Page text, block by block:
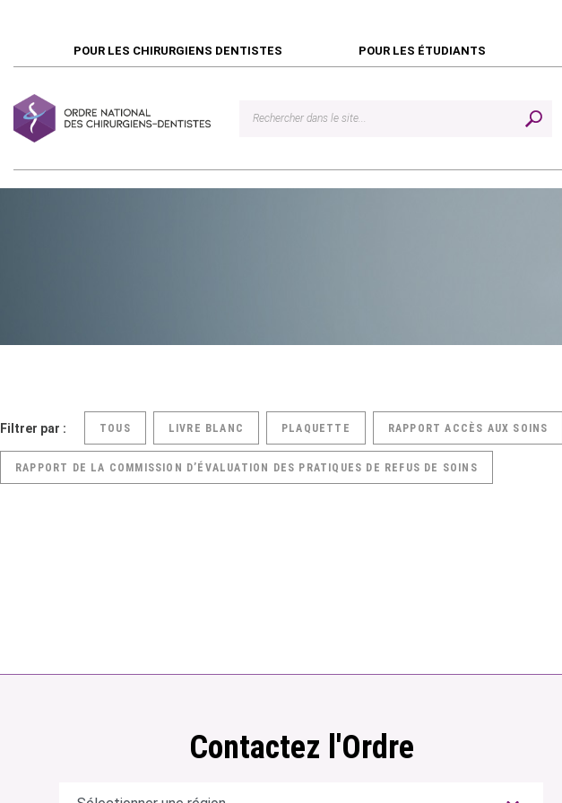
POUR LES CHIRURGIENS DENTISTES POUR LES ÉTUDIANTS
Filtrer par : TOUS LIVRE BLANC PLAQUETTE RAPPORT ACCÈS AUX SOINS
RAPPORT DE LA COMMISSION D’ÉVALUATION DES PRATIQUES DE REFUS DE SOINS
Contactez l'Ordre